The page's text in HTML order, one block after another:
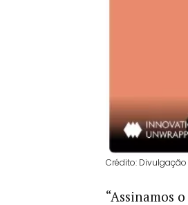
Crédito: Divulgação
“Assinamos o